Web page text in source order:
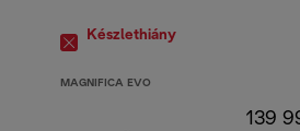
Készlethiány
MAGNIFICA EVO
139